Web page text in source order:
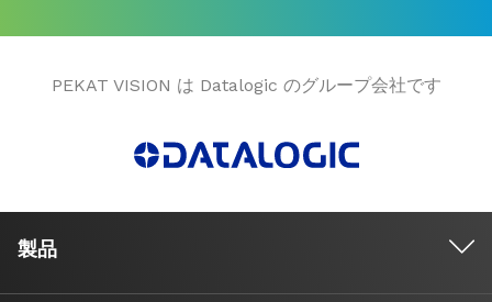
PEKAT VISION は Datalogic のグループ会社です
製品